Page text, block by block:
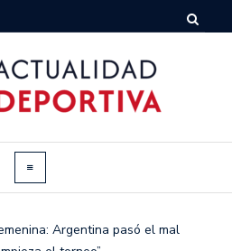
Argentina pasó el mal